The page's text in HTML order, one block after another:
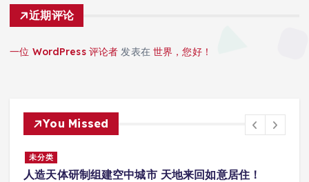
近期评论
一位 WordPress 评论者 发表在世界，您好！
You Missed
未分类
人造天体研制组建空中城市 天地来回如意居住！